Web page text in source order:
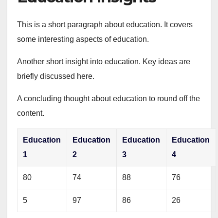
This is a short paragraph about education. It covers
some interesting aspects of education.
Another short insight into education. Key ideas are
briefly discussed here.
A concluding thought about education to round off the
content.
Education
1
Education
2
Education
3
Education
4
80 74 88 76
5 97 86 26